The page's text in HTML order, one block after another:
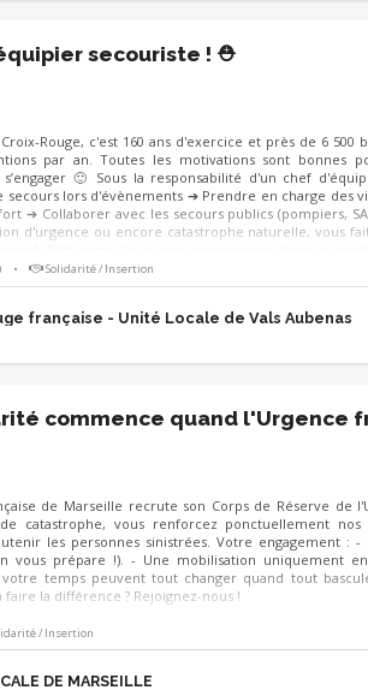
secouriste ! ⛑️
Rouge, c'est 160 ans d'exercice et près de 6 500
par an. Toutes les motivations sont bonnes
s’engager 🙂 Sous la responsabilité d'un chef
secours lors d'évènements ➔ Prendre en charge des
➔ Collaborer avec les secours publics (pompiers,
d'urgence ou encore catastrophe naturelle, vous
• Solidarité / Insertion
française - Unité Locale de Vals Aubenas
commence quand l'Urgence
de Marseille recrute son Corps de Réserve de
catastrophe, vous renforcez ponctuellement
les personnes sinistrées. Votre engagement :
vous prépare !). - Une mobilisation uniquement
temps peuvent tout changer quand tout
faire la différence ? Rejoignez-nous !
/ Insertion
DE MARSEILLE